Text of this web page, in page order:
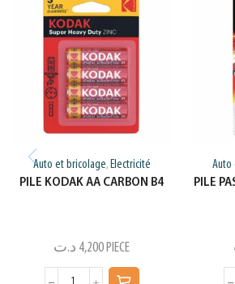
Auto et bricolage, Electricité
PILE KODAK AA CARBON B4
4,200 د.ت PIECE
Auto
PILE